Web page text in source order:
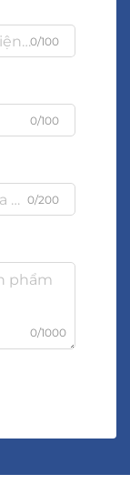
0/100
0/100
0/200
0/1000